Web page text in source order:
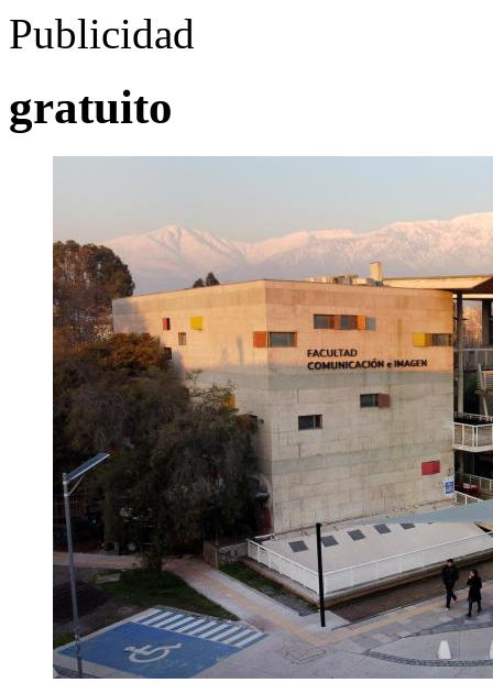
Publicidad
gratuito